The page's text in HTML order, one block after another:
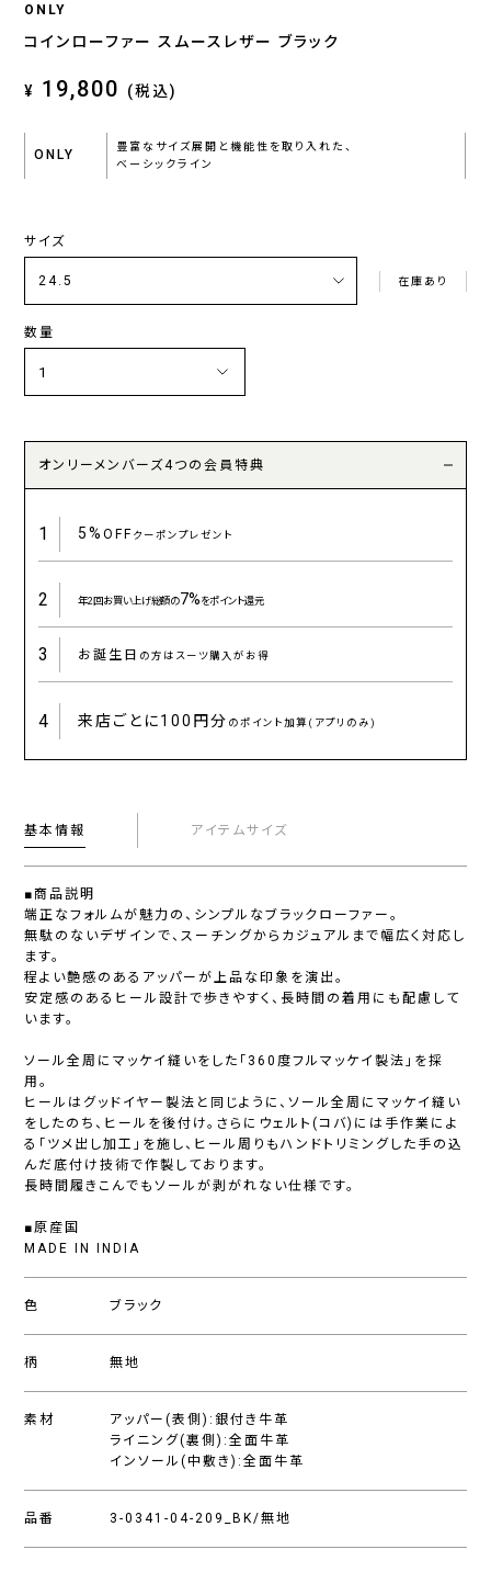
ONLY
コインローファー スムースレザー ブラック
¥ 19,800 (税込)
ONLY
豊富なサイズ展開と機能性を取り入れた、
ベーシックライン
サイズ
在庫あり
数量
オンリーメンバーズ4つの会員特典
1 5%OFFクーポンプレゼント
2 年2回お買い上げ総額の7%をポイント還元
3 お誕生日 の方はスーツ購入がお得
4 来店ごとに100円分 のポイント加算(アプリのみ)
基本情報 アイテムサイズ
■商品説明
端正なフォルムが魅力の、シンプルなブラックローファー。
無駄のないデザインで、スーチングからカジュアルまで幅広く対応し
ます。
程よい艶感のあるアッパーが上品な印象を演出。
安定感のあるヒール設計で歩きやすく、長時間の着用にも配慮して
います。
ソール全周にマッケイ縫いをした「360度フルマッケイ製法」を採
用。
ヒールはグッドイヤー製法と同じように、ソール全周にマッケイ縫い
をしたのち、ヒールを後付け。さらにウェルト(コバ)には手作業によ
る「ツメ出し加工」を施し、ヒール周りもハンドトリミングした手の込
んだ底付け技術で作製しております。
長時間履きこんでもソールが剥がれない仕様です。
■原産国
MADE IN INDIA
色 ブラック
柄 無地
素材
アッパー(表側):銀付き牛革
ライニング(裏側):全面牛革
インソール(中敷き):全面牛革
品番 3-0341-04-209_BK/無地